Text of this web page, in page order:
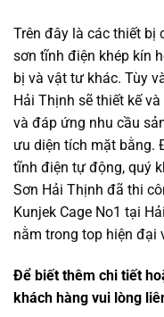
Trên đây là các thiết bị
sơn tĩnh điện khép kín
bị và vật tư khác. Tùy
Hải Thịnh sẽ thiết kế
và đáp ứng nhu cầu
ưu diện tích mặt bằng.
tĩnh điện tự động, quý
Sơn Hải Thịnh đã thi
Kunjek Cage No1 tại
nằm trong top hiện đại
Để biết thêm chi tiết
khách hàng vui lòng